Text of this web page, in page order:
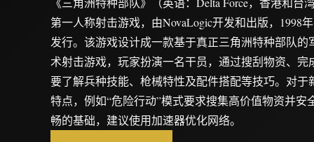
第一人称射击游戏，由NovaLogic开发和出版，1998
发行。该游戏设计成一款基于真正三角洲特种部队
术射击游戏，玩家扮演一名干员，通过搜刮物资、完
要了解兵种技能、枪械特性及配件搭配等技巧。对于
特点，例如“危险行动”模式要求搜集高价值物资并安
畅的基础，建议使用加速器优化网络。